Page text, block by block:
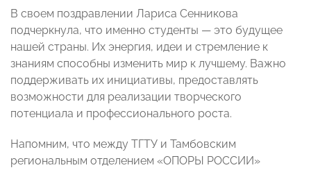
В своем поздравлении Лариса Сенникова
подчеркнула, что именно студенты — это будущее
нашей страны. Их энергия, идеи и стремление к
знаниям способны изменить мир к лучшему. Важно
поддерживать их инициативы, предоставлять
возможности для реализации творческого
потенциала и профессионального роста.
Напомним, что между ТГТУ и Тамбовским
региональным отделением «ОПОРЫ РОССИИ»